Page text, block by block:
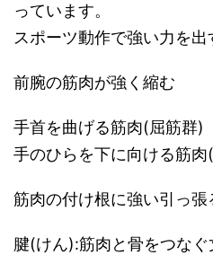
っています。
スポーツ動作で強い力を出
前腕の筋肉が強く縮む
手首を曲げる筋肉(屈筋群)
手のひらを下に向ける筋肉
筋肉の付け根に強い引っ張
腱(けん):筋肉と骨をつな